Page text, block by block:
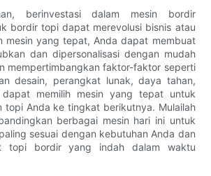
berinvestasi dalam mesin bordir
bordir topi dapat merevolusi bisnis atau
mesin yang tepat, Anda dapat membuat
dan dipersonalisasi dengan mudah
mempertimbangkan faktor-faktor seperti
desain, perangkat lunak, daya tahan,
memilih mesin yang tepat untuk
topi Anda ke tingkat berikutnya. Mulailah
berbagai mesin hari ini untuk
sesuai dengan kebutuhan Anda dan
topi bordir yang indah dalam waktu